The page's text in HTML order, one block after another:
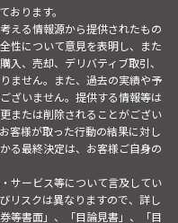
おります。
える情報源から提供されたもの
性について意見を表明し、また
入、売却、デリバティブ取引、
ません。また、過去の実績や予
ざいません。提供する情報等は
または削除されることがござい
客様が取った行動の結果に対し
る最終決定は、お客様ご自身の
サービス等について言及してい
リスクは異なりますので、詳し
等書面」、「目論見書」、「目